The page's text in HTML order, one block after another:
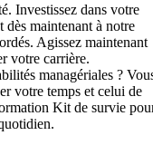
Investissez dans votre
maintenant à notre
Agissez maintenant
votre carrière.
managériales ?
votre temps et celui de
Kit de survie